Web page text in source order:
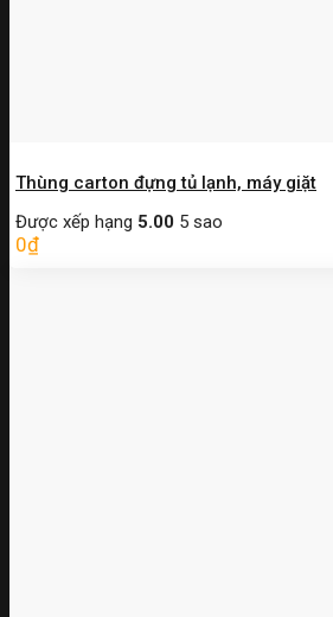
Thùng carton đựng tủ lạnh, máy giặt
Được xếp hạng 5.00 5 sao
0₫